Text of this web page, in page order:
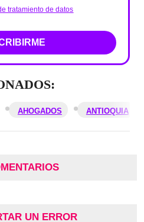
tratamiento de datos
AHOGADOS ANTIOQUIA
UN ERROR